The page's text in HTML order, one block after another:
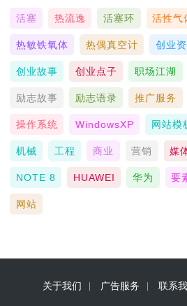
活塞 热流逸 活塞环 活性气
热敏铁氧体 热偶真空计 创业
创业故事 创业点子 职场江湖
励志故事 励志语录 推广服务
操作系统 WindowsXP 网站模
机械 工程 商业 营销 媒
NOTE 8 HUAWEI 华为 要
网站
关于我们 广告服务 联系